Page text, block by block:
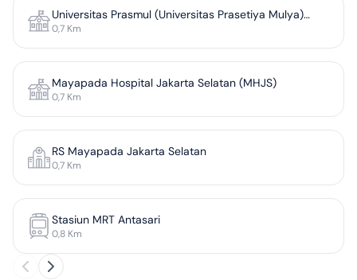
Universitas Prasmul (Universitas Prasetiya Mulya)
Kampus Cilandak
0,7 Km
Mayapada Hospital Jakarta Selatan (MHJS)
0,7 Km
RS Mayapada Jakarta Selatan
0,7 Km
Stasiun MRT Antasari
0,8 Km